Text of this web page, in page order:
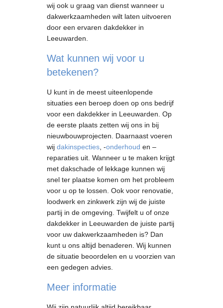
wij ook u graag van dienst wanneer u
dakwerkzaamheden wilt laten uitvoeren
door een ervaren dakdekker in
Leeuwarden.
Wat kunnen wij voor u
betekenen?
U kunt in de meest uiteenlopende
situaties een beroep doen op ons bedrijf
voor een dakdekker in Leeuwarden. Op
de eerste plaats zetten wij ons in bij
nieuwbouwprojecten. Daarnaast voeren
wij dakinspecties , -onderhoud en –
reparaties uit. Wanneer u te maken krijgt
met dakschade of lekkage kunnen wij
snel ter plaatse komen om het probleem
voor u op te lossen. Ook voor renovatie,
loodwerk en zinkwerk zijn wij de juiste
partij in de omgeving. Twijfelt u of onze
dakdekker in Leeuwarden de juiste partij
voor uw dakwerkzaamheden is? Dan
kunt u ons altijd benaderen. Wij kunnen
de situatie beoordelen en u voorzien van
een gedegen advies.
Meer informatie